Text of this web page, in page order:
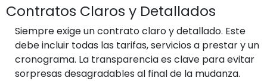
Contratos Claros y Detallados
Siempre exige un contrato claro y detallado. Este
debe incluir todas las tarifas, servicios a prestar y un
cronograma. La transparencia es clave para evitar
sorpresas desagradables al final de la mudanza.